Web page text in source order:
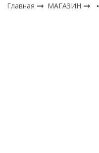
Главная МАГАЗИН